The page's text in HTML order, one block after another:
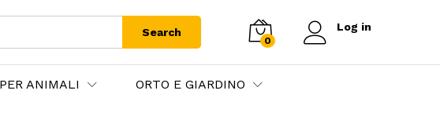
Search
0
Log in
ANIMALI ORTO E GIARDINO